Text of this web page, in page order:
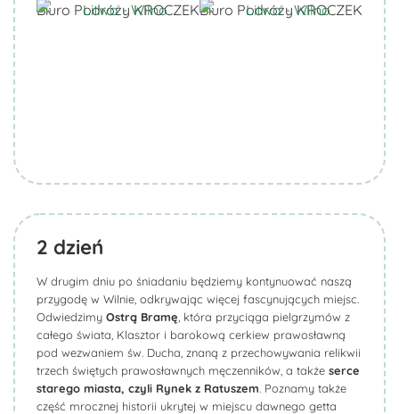
Biuro Podróży KROCZEKBiuro Podróży KROCZEK
2 dzień
W drugim dniu po śniadaniu będziemy kontynuować naszą
przygodę w Wilnie, odkrywając więcej fascynujących miejsc.
Odwiedzimy Ostrą Bramę , która przyciąga pielgrzymów z
całego świata, Klasztor i barokową cerkiew prawosławną
pod wezwaniem św. Ducha, znaną z przechowywania relikwii
trzech świętych prawosławnych męczenników, a także serce
starego miasta, czyli Rynek z Ratuszem . Poznamy także
część mrocznej historii ukrytej w miejscu dawnego getta